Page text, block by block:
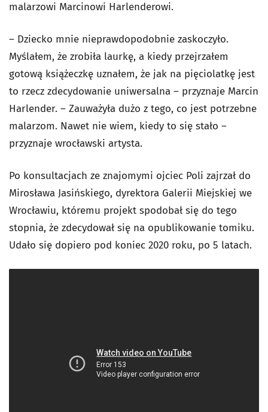
malarzowi Marcinowi Harlenderowi.
– Dziecko mnie nieprawdopodobnie zaskoczyło.
Myślałem, że zrobiła laurkę, a kiedy przejrzałem
gotową książeczkę uznałem, że jak na pięciolatkę jest
to rzecz zdecydowanie uniwersalna – przyznaje Marcin
Harlender. – Zauważyła dużo z tego, co jest potrzebne
malarzom. Nawet nie wiem, kiedy to się stało –
przyznaje wrocławski artysta.
Po konsultacjach ze znajomymi ojciec Poli zajrzał do
Mirosława Jasińskiego, dyrektora Galerii Miejskiej we
Wrocławiu, któremu projekt spodobał się do tego
stopnia, że zdecydował się na opublikowanie tomiku.
Udało się dopiero pod koniec 2020 roku, po 5 latach.